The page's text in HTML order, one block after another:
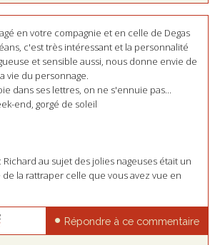
en votre compagnie et en celle de Degas
c'est très intéressant et la personnalité
et sensible aussi, nous donne envie de
vie du personnage.
dans ses lettres, on ne s'ennuie pas...
end, gorgé de soleil
Richard au sujet des jolies nageuses était un
de la rattraper celle que vous avez vue en
Répondre à ce commentaire